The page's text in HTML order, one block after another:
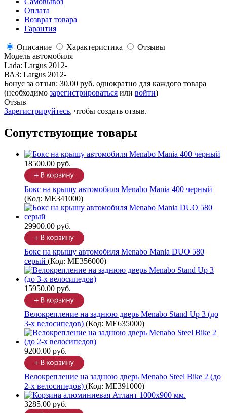
Оплата
Возврат товара
Гарантия
Описание Характеристика
Отзывы
Модель автомобиля
Lada: Largus 2012-
ВАЗ: Largus 2012-
Бонус за отзыв: 30.00 руб. однократно для каждого товара
(необходимо зарегистрироваться или войти)
Отзыв
Зарегистрируйтесь, чтобы создать отзыв.
Сопутствующие товары
18500.00 руб.
Бокс на крышу автомобиля Menabo Mania 400 черный
(Код: ME341000)
29900.00 руб.
Бокс на крышу автомобиля Menabo Mania DUO 580
серый (Код: ME356000)
15950.00 руб.
Велокрепление на заднюю дверь Menabo Stand Up 3 (до
3-х велосипедов) (Код: ME635000)
9200.00 руб.
Велокрепление на заднюю дверь Menabo Steel Bike 2 (до
2-х велосипедов) (Код: ME391000)
3285.00 руб.